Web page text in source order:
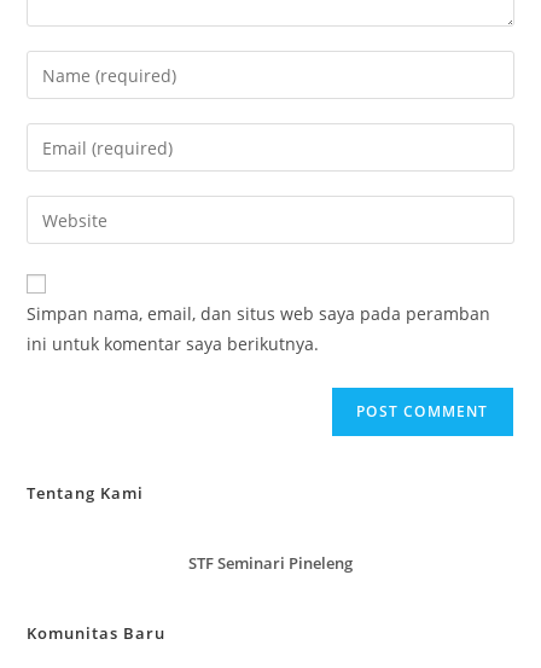
Enter
your
name
comment
Enter
your
email
address
comment
Enter
your
website
URL
(optional)
Simpan nama, email, dan situs web saya pada peramban
ini untuk komentar saya berikutnya.
Tentang Kami
STF Seminari Pineleng
Komunitas Baru